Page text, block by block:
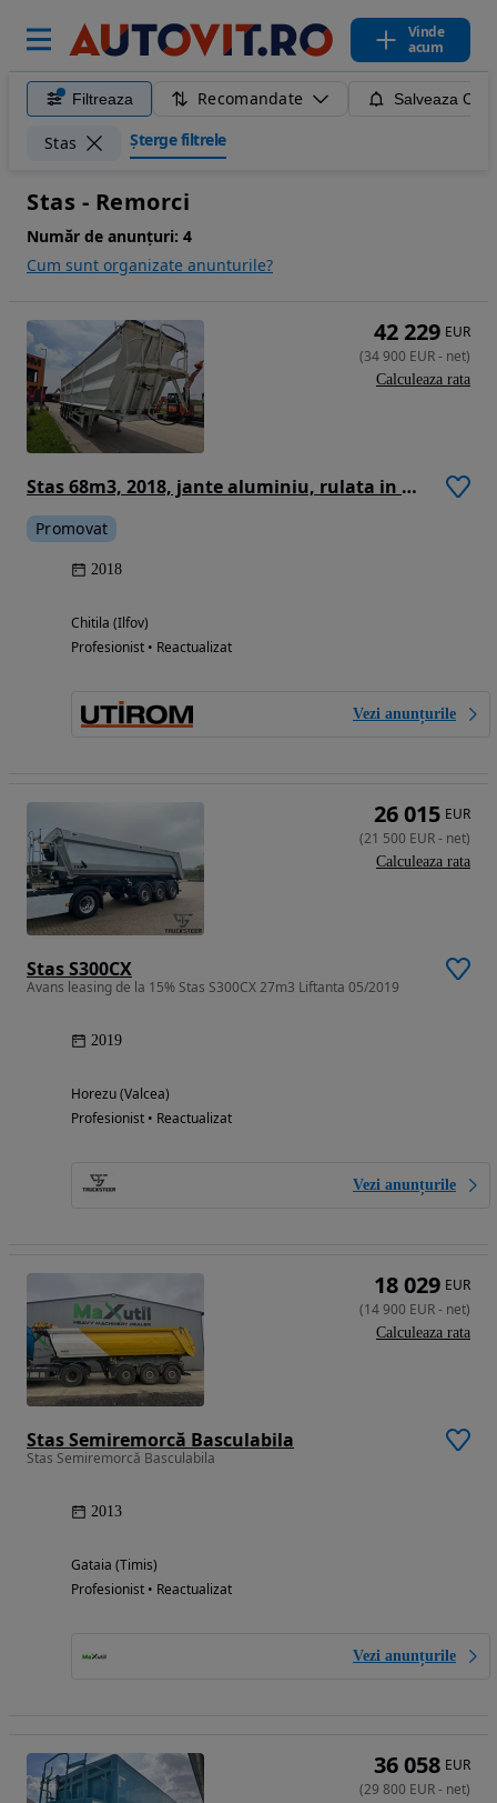
Vinde
acum
Filtreaza Recomandate Salveaza
Stas Șterge filtrele
Stas - Remorci
Număr de anunțuri: 4
Cum sunt organizate anunturile?
Stas 68m3, 2018, jante aluminiu, rulata in Germania, usi spate, prelata, scena vizitare, scena vizitare, picioare sprijin, posibilitate leasing 2 ani, carte identitate RAR, posibilitate leasing 2 ani-PROMOTIE 35.900 EUR+Tva
Promovat
2018
Chitila (Ilfov)
Profesionist • Reactualizat
Vezi anunțurile
42 229 EUR
(34 900 EUR- net)
Calculeaza rata
Stas S300CX
Avans leasing de la 15% Stas S300CX 27m3 Liftanta 05/2019
2019
Horezu (Valcea)
Profesionist • Reactualizat
Vezi anunțurile
26 015 EUR
(21 500 EUR- net)
Calculeaza rata
Stas Semiremorcă Basculabila
Stas Semiremorcă Basculabila
2013
Gataia (Timis)
Profesionist • Reactualizat
Vezi anunțurile
18 029 EUR
(14 900 EUR- net)
Calculeaza rata
36 058 EUR
(29 800 EUR- net)